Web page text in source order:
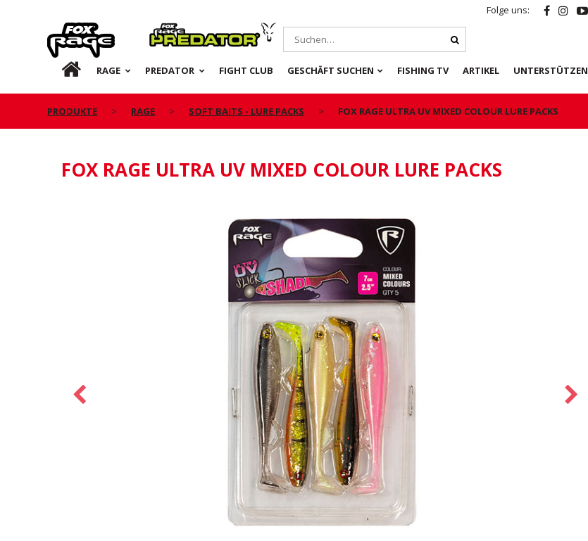
Folge uns:
Rage Predator
DE RAGE PREDATOR FIGHT CLUB GESCHÄFT SUCHEN FISHING TV ARTIKEL UNTERSTÜTZEN
PRODUKTE RAGE SOFT BAITS - LURE PACKS FOX RAGE ULTRA UV MIXED COLOUR LURE PACKS
FOX RAGE ULTRA UV MIXED COLOUR LURE PACKS